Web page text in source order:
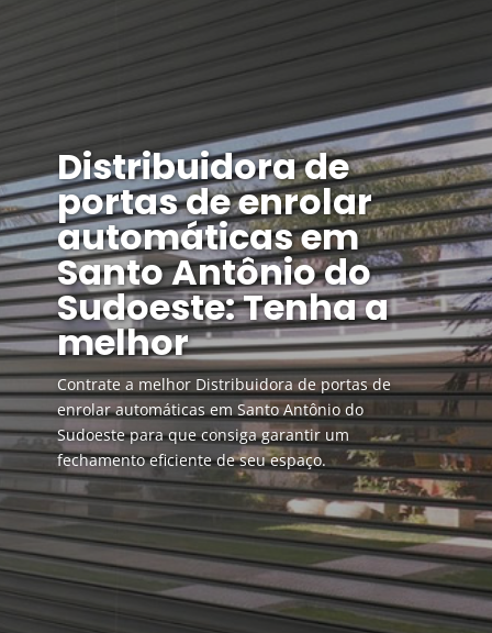
Distribuidora de
portas de enrolar
automáticas em
Santo Antônio do
Sudoeste: Tenha a
melhor
Contrate a melhor Distribuidora de portas de
enrolar automáticas em Santo Antônio do
Sudoeste para que consiga garantir um
fechamento eficiente de seu espaço.